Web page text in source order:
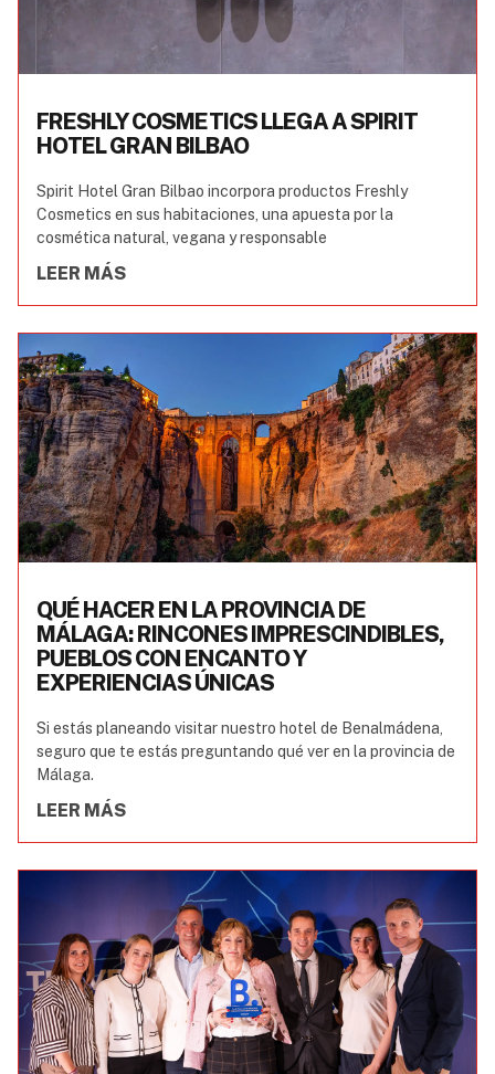
FRESHLY COSMETICS LLEGA A SPIRIT
HOTEL GRAN BILBAO
Spirit Hotel Gran Bilbao incorpora productos Freshly
Cosmetics en sus habitaciones, una apuesta por la
cosmética natural, vegana y responsable
LEER MÁS
QUÉ HACER EN LA PROVINCIA DE
MÁLAGA: RINCONES IMPRESCINDIBLES,
PUEBLOS CON ENCANTO Y
EXPERIENCIAS ÚNICAS
Si estás planeando visitar nuestro hotel de Benalmádena,
seguro que te estás preguntando qué ver en la provincia de
Málaga.
LEER MÁS